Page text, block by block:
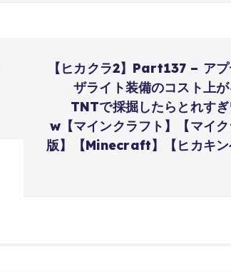
【ヒカクラ2】Part137 – ア
ザライト装備のコスト上
TNTで採掘したらとれすぎ
w【マインクラフト】【マイ
版】【Minecraft】【ヒカキン